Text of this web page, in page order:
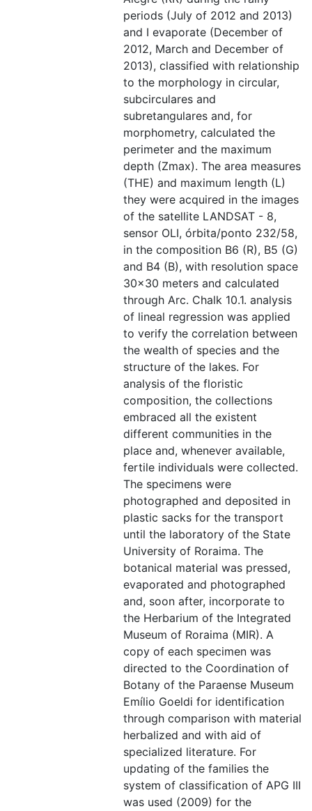
periods (July of 2012 and 2013)
and I evaporate (December of
2012, March and December of
2013), classified with relationship
to the morphology in circular,
subcirculares and
subretangulares and, for
morphometry, calculated the
perimeter and the maximum
depth (Zmax). The area measures
(THE) and maximum length (L)
they were acquired in the images
of the satellite LANDSAT - 8,
sensor OLI, órbita/ponto 232/58,
in the composition B6 (R), B5 (G)
and B4 (B), with resolution space
30x30 meters and calculated
through Arc. Chalk 10.1. analysis
of lineal regression was applied
to verify the correlation between
the wealth of species and the
structure of the lakes. For
analysis of the floristic
composition, the collections
embraced all the existent
different communities in the
place and, whenever available,
fertile individuals were collected.
The specimens were
photographed and deposited in
plastic sacks for the transport
until the laboratory of the State
University of Roraima. The
botanical material was pressed,
evaporated and photographed
and, soon after, incorporate to
the Herbarium of the Integrated
Museum of Roraima (MIR). A
copy of each specimen was
directed to the Coordination of
Botany of the Paraense Museum
Emílio Goeldi for identification
through comparison with material
herbalized and with aid of
specialized literature. For
updating of the families the
system of classification of APG III
was used (2009) for the